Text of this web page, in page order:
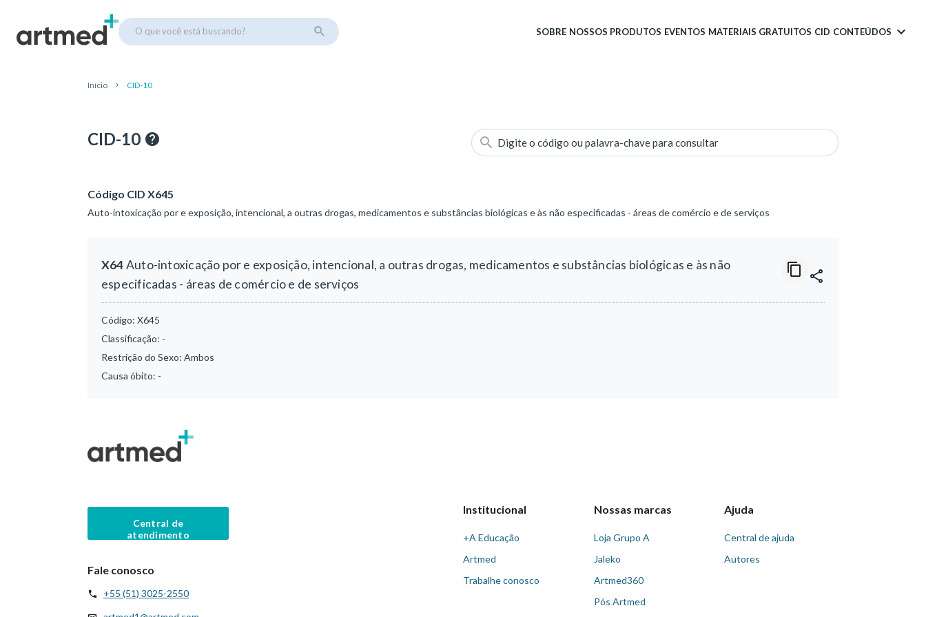
O que você está buscando? SOBRE NOSSOS PRODUTOS EVENTOS MATERIAIS GRATUITOS CID CONTEÚDOS
Início CID-10
CID-10 Digite o código ou palavra-chave para consultar
Código CID X645
Auto-intoxicação por e exposição, intencional, a outras drogas, medicamentos e substâncias biológicas e às não especificadas - áreas de comércio e de serviços
X64Auto-intoxicação por e exposição, intencional, a outras drogas, medicamentos e substâncias biológicas e às não
especificadas - áreas de comércio e de serviços
Código: X645
Classificação: -
Restrição do Sexo: Ambos
Causa óbito: -
Central de
atendimento
Fale conosco
+55 (51) 3025-2550
Institucional
+A Educação
Artmed
Trabalhe conosco
Nossas marcas
Loja Grupo A
Jaleko
Artmed360
Pós Artmed
Ajuda
Central de ajuda
Autores